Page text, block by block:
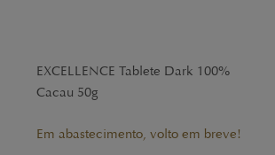
EXCELLENCE Tablete Dark 100%
Cacau 50g
Em abastecimento, volto em breve!